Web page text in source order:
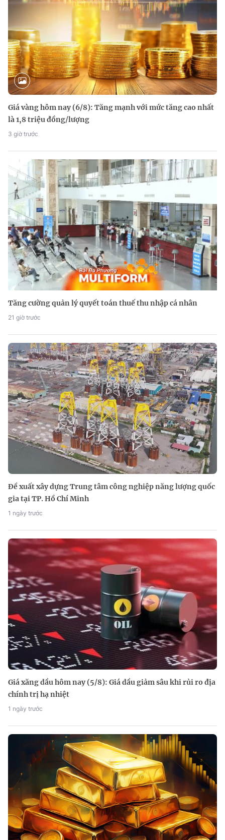
Giá vàng hôm nay (6/8): Tăng mạnh với mức tăng cao nhất
là 1,8 triệu đồng/lượng
3 giờ trước
Tăng cường quản lý quyết toán thuế thu nhập cá nhân
21 giờ trước
Đề xuất xây dựng Trung tâm công nghiệp năng lượng quốc
gia tại TP. Hồ Chí Minh
1 ngày trước
Giá xăng dầu hôm nay (5/8): Giá dầu giảm sâu khi rủi ro địa
chính trị hạ nhiệt
1 ngày trước